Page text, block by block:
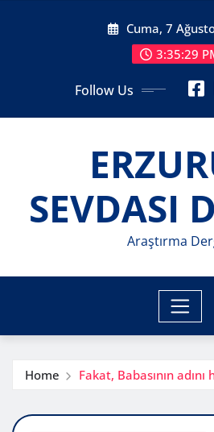
Cuma, 7
3:35:31
Follow Us
SEVDASI
Araştırma
Home Fakat, Babasının adını